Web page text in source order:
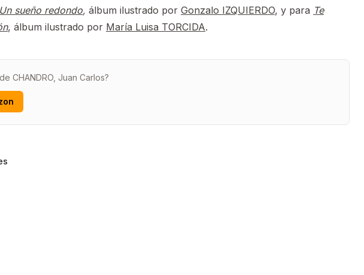
Un sueño redondo, álbum ilustrado por Gonzalo IZQUIERDO, y para Te
, álbum ilustrado por María Luisa TORCIDA.
CHANDRO, Juan Carlos?